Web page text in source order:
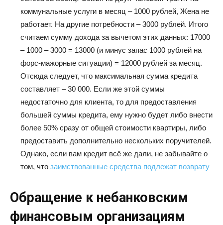
коммунальные услуги в месяц – 1000 рублей, Жена не
работает. На другие потребности – 3000 рублей. Итого
считаем сумму дохода за вычетом этих данных: 17000
– 1000 – 3000 = 13000 (и минус запас 1000 рублей на
форс-мажорные ситуации) = 12000 рублей за месяц.
Отсюда следует, что максимальная сумма кредита
составляет – 30 000. Если же этой суммы
недостаточно для клиента, то для предоставления
большей суммы кредита, ему нужно будет либо внести
более 50% сразу от общей стоимости квартиры, либо
предоставить дополнительно нескольких поручителей.
Однако, если вам кредит всё же дали, не забывайте о
том, что заимствованные средства подлежат возврату
Обращение к небанковским
финансовым организациям